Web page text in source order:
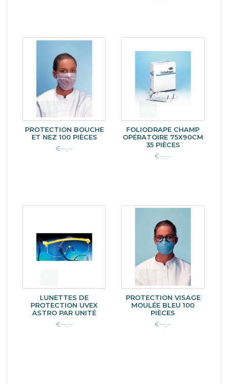
PROTECTION BOUCHE
ET NEZ 100 PIÈCES
€--,--
FOLIODRAPE CHAMP
OPÉRATOIRE 75X90CM
35 PIÈCES
€--,--
LUNETTES DE
PROTECTION UVEX
ASTRO PAR UNITÉ
€--,--
PROTECTION VISAGE
MOULÉE BLEU 100
PIÈCES
€--,--